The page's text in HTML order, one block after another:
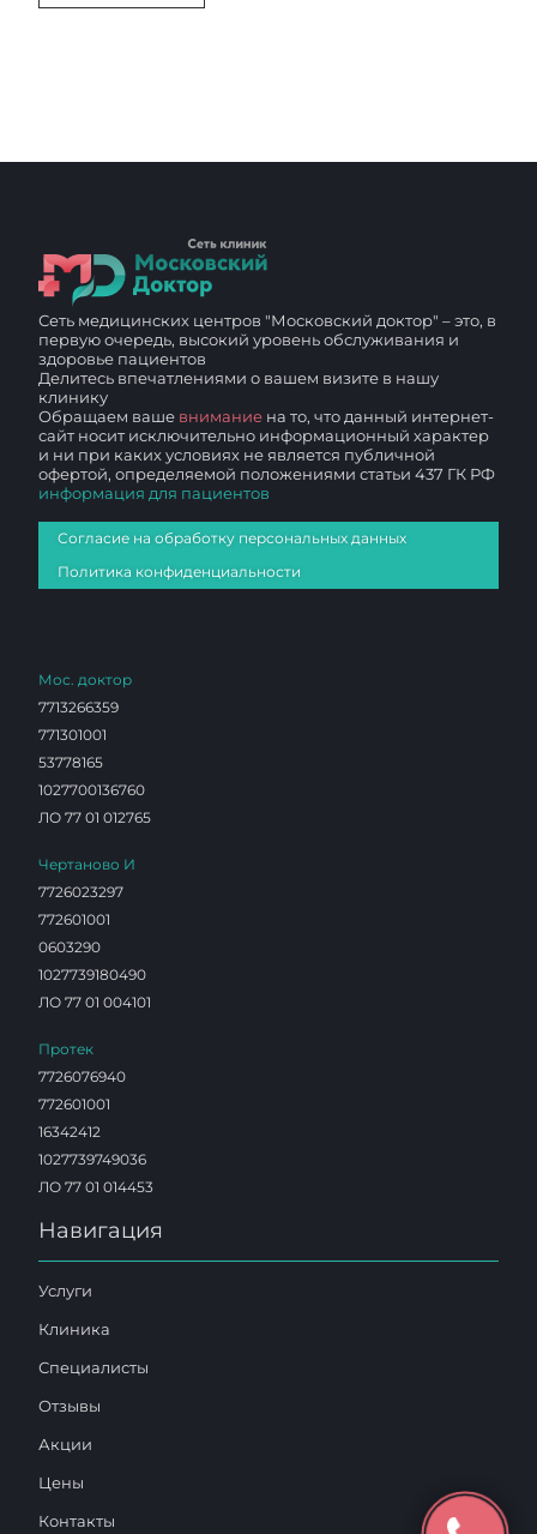
Сеть медицинских центров "Московский доктор" – это, в
первую очередь, высокий уровень обслуживания и
здоровье пациентов
Делитесь впечатлениями о вашем визите в нашу
клинику
Обращаем ваше внимание на то, что данный интернет-
сайт носит исключительно информационный характер
и ни при каких условиях не является публичной
офертой, определяемой положениями статьи 437 ГК РФ
информация для пациентов
Согласие на обработку персональных данных
Политика конфиденциальности
Мос. доктор
7713266359
771301001
53778165
1027700136760
ЛО 77 01 012765
Чертаново И
7726023297
772601001
0603290
1027739180490
ЛО 77 01 004101
Протек
7726076940
772601001
16342412
1027739749036
ЛО 77 01 014453
Навигация
Услуги
Клиника
Специалисты
Отзывы
Акции
Цены
Контакты